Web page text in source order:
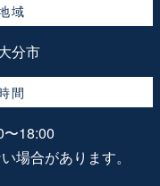
域
分市
間
18:00
場合があります。